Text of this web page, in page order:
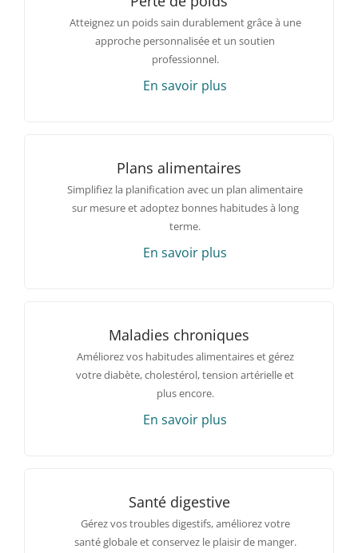
Atteignez un poids sain durablement grâce à une
approche personnalisée et un soutien
professionnel.
En savoir plus
Plans alimentaires
Simplifiez la planification avec un plan alimentaire
sur mesure et adoptez bonnes habitudes à long
terme.
En savoir plus
Maladies chroniques
Améliorez vos habitudes alimentaires et gérez
votre diabète, cholestérol, tension artérielle et
plus encore.
En savoir plus
Santé digestive
Gérez vos troubles digestifs, améliorez votre
santé globale et conservez le plaisir de manger.